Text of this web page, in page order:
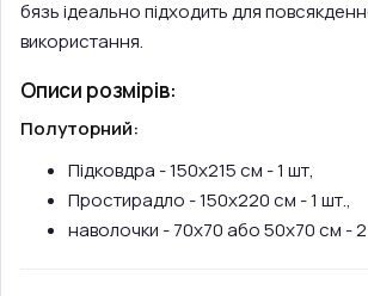
бязь ідеально підходить для
використання.
Описи розмірів:
Полуторний:
Підковдра - 150х215 см - 1 шт,
Простирадло - 150х220 см - 1 шт.,
наволочки - 70х70 або 50х70 см -